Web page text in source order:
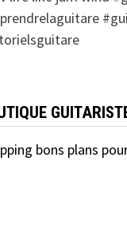
bons plans